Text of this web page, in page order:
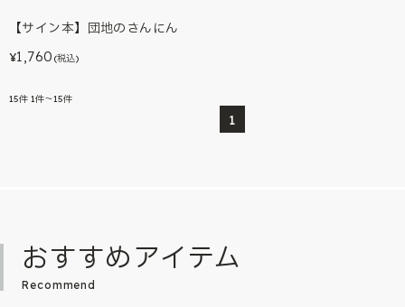
【サイン本】団地のさんにん
¥1,760 (税込)
15件 1件～15件
1
おすすめアイテム
Recommend